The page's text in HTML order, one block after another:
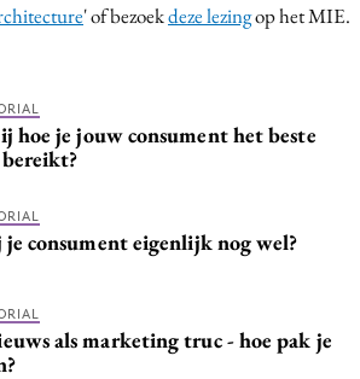
' of bezoekdeze lezingop het MIE.
hoe je jouw consument het beste
consument eigenlijk nog wel?
als marketing truc - hoe pak je